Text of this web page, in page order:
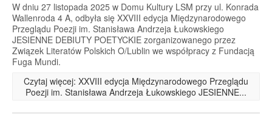
W dniu 27 listopada 2025 w Domu Kultury LSM przy ul. Konrada
Wallenroda 4 A, odbyła się XXVIII edycja Międzynarodowego
Przeglądu Poezji im. Stanisława Andrzeja Łukowskiego
JESIENNE DEBIUTY POETYCKIE zorganizowanego przez
Związek Literatów Polskich O/Lublin we współpracy z Fundacją
Fuga Mundi.
Czytaj więcej: XXVIII edycja Międzynarodowego Przeglądu
Poezji im. Stanisława Andrzeja Łukowskiego JESIENNE...